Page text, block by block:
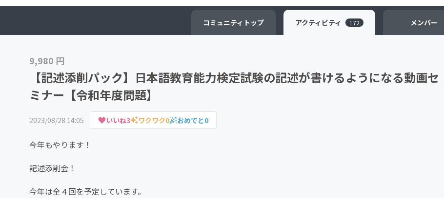
ソーシャルグッド ビューティー・ヘルスケア
チャレンジ
コミュニティ トップ アクティビティ 172 メンバー
9,980 円
【記述添削パック】日本語教育能力検定試験の記述が書けるようになる動画セ
ミナー【令和年度問題】
2023/08/28 14:05 いいね3 ワクワク0 おめでと0
今年もやります！
記述添削会！
今年は全４回を予定しています。